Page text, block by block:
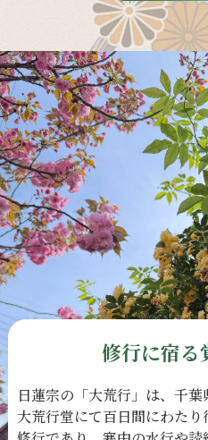
修行に宿る
日蓮宗の 「大荒行」は、 千葉
大荒行堂にて百日間にわたり